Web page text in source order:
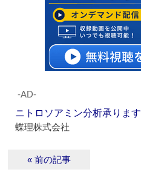
‐AD‐
ニトロソアミン分析承りま
蝶理株式会社
« 前の記事